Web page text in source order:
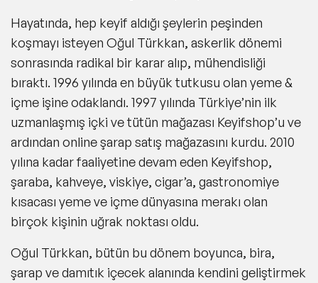
Hayatında, hep keyif aldığı şeylerin peşinden
koşmayı isteyen Oğul Türkkan, askerlik dönemi
sonrasında radikal bir karar alıp, mühendisliği
bıraktı. 1996 yılında en büyük tutkusu olan yeme &
içme işine odaklandı. 1997 yılında Türkiye’nin ilk
uzmanlaşmış içki ve tütün mağazası Keyifshop’u ve
ardından online şarap satış mağazasını kurdu. 2010
yılına kadar faaliyetine devam eden Keyifshop,
şaraba, kahveye, viskiye, cigar’a, gastronomiye
kısacası yeme ve içme dünyasına merakı olan
birçok kişinin uğrak noktası oldu.
Oğul Türkkan, bütün bu dönem boyunca, bira,
şarap ve damıtık içecek alanında kendini geliştirmek